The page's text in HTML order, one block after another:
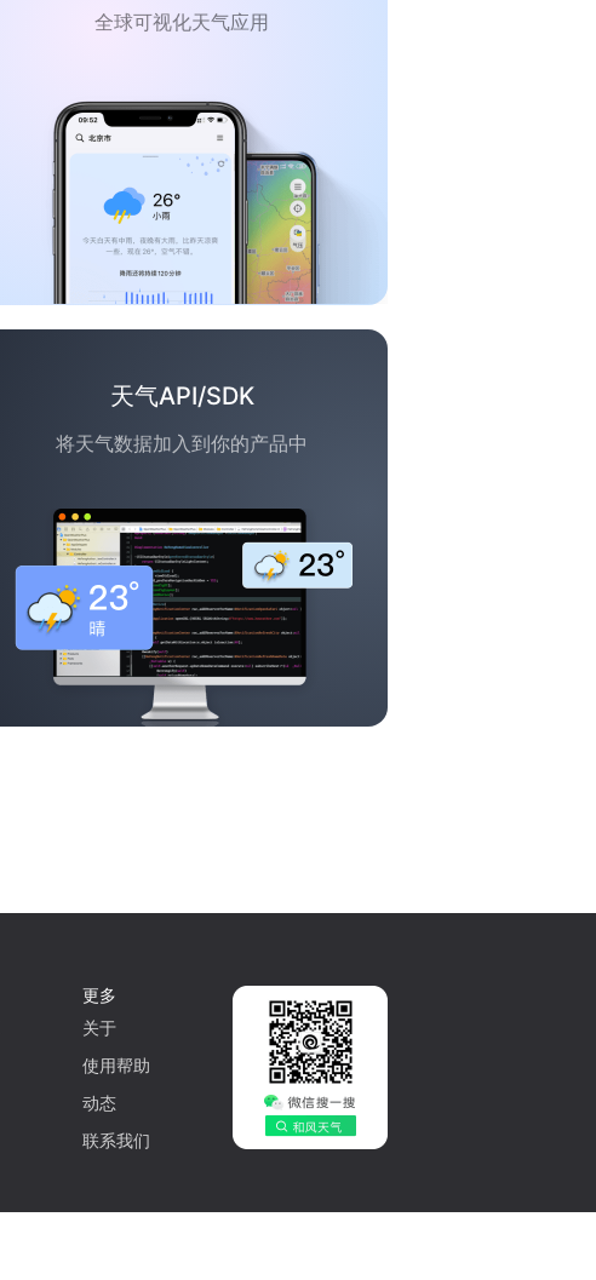
全球可视化天气应用
天气API/SDK
将天气数据加入到你的产品中
更多
关于
使用帮助
动态
联系我们